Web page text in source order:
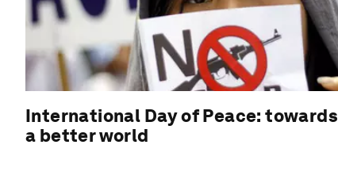
International Day of Peace: towards
a better world